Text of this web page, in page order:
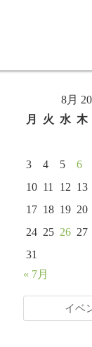
8月
月
火 水 木
3
4 5 6
10 11 12 13
17 18 19 20
24 25 26 27
31
« 7月
イベ